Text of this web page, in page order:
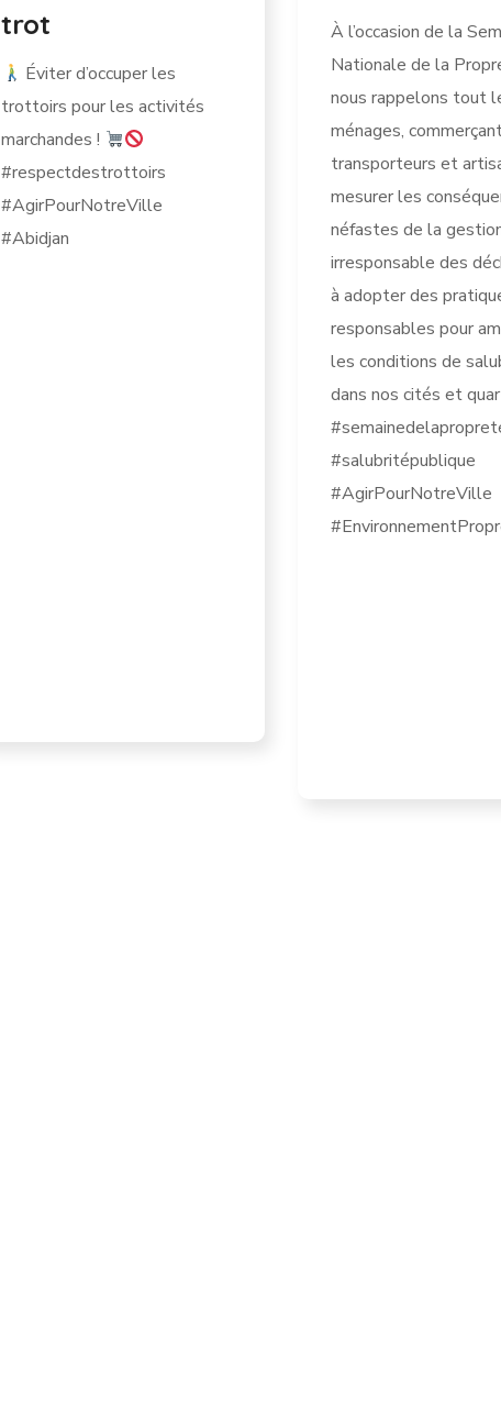
trot
Éviter d’occuper les
trottoirs pour les activités
marchandes !
#respectdestrottoirs
#AgirPourNotreVille
#Abidjan
À l’occasion de la
Nationale de la
nous rappelons tout
ménages,
transporteurs et
mesurer les
néfastes de la
irresponsable des
à adopter des
responsables pour
les conditions de
dans nos cités et
#salubritépublique
#AgirPourNotreVille